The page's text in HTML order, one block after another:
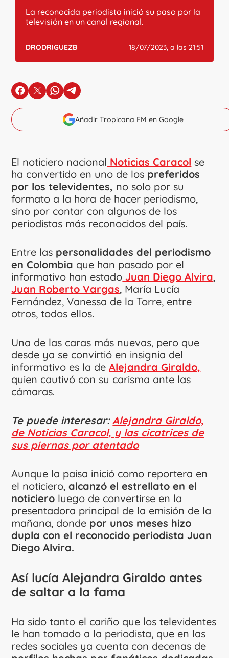
La reconocida periodista inició su paso por la
televisión en un canal regional.
DRODRIGUEZB 18/07/2023, a las 21:51
en Facebook
en Xen Whatsapp
en Telegram
Añadir Tropicana FM en Google
El noticiero nacional Noticias Caracol se
ha convertido en uno de los preferidos
por los televidentes, no solo por su
formato a la hora de hacer periodismo,
sino por contar con algunos de los
periodistas más reconocidos del país.
Entre las personalidades del periodismo
en Colombia que han pasado por el
informativo han estado Juan Diego Alvira,
Juan Roberto Vargas, María Lucía
Fernández, Vanessa de la Torre, entre
otros, todos ellos.
Una de las caras más nuevas, pero que
desde ya se convirtió en insignia del
informativo es la deAlejandra Giraldo,
quien cautivó con su carisma ante las
cámaras.
Te puede interesar:Alejandra Giraldo,
de Noticias Caracol, y las cicatrices de
sus piernas por atentado
Aunque la paisa inició como reportera en
el noticiero, alcanzó el estrellato en el
noticiero luego de convertirse en la
presentadora principal de la emisión de la
mañana, donde por unos meses hizo
dupla con el reconocido periodista Juan
Diego Alvira.
Así lucía Alejandra Giraldo antes
de saltar a la fama
Ha sido tanto el cariño que los televidentes
le han tomado a la periodista, que en las
redes sociales ya cuenta con decenas de